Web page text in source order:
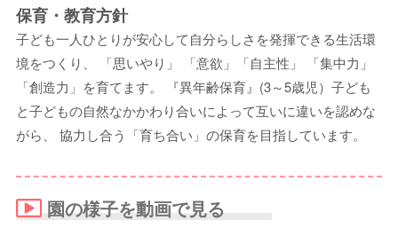
保育・教育方針
子ども一人ひとりが安心して自分らしさを発揮できる生活環
境をつくり、 「思いやり」 「意欲」「自主性」 「集中力」
「創造力」を育てます。 『異年齢保育』(3～5歳児）子ども
と子どもの自然なかかわり合いによって互いに違いを認めな
がら、 協力し合う「育ち合い」の保育を目指しています。
園の様子を動画で見る